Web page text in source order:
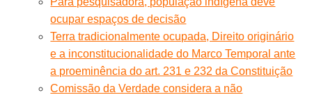
ocupar espaços de decisão
Terra tradicionalmente ocupada, Direito originário
e a inconstitucionalidade do Marco Temporal ante
a proeminência do art. 231 e 232 da Constituição
Comissão da Verdade considera a não